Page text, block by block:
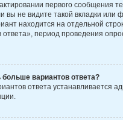
первого сообщения
вы не видите такой вкладки
находится на отдельной
период проведения
вариантов ответа?
ответа